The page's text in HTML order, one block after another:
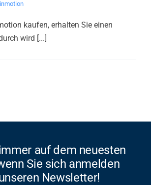
kaufen, erhalten Sie einen
wird [...]
auf dem neuesten
Sie sich anmelden
Newsletter!